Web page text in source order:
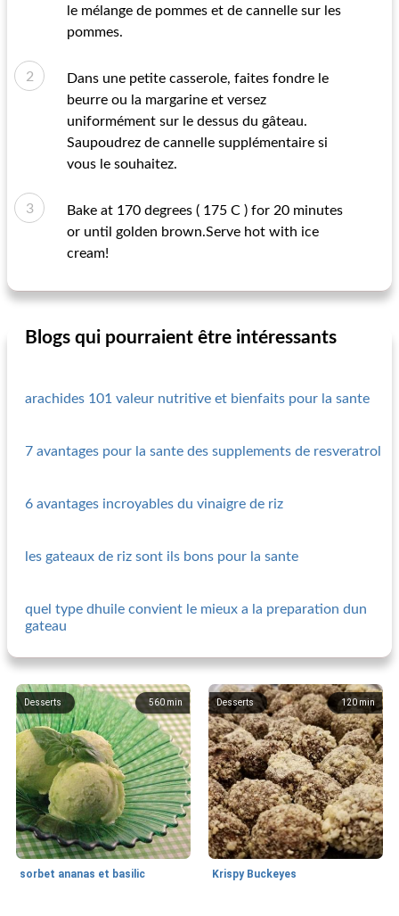
le mélange de pommes et de cannelle sur les
pommes.
Dans une petite casserole, faites fondre le
beurre ou la margarine et versez
uniformément sur le dessus du gâteau.
Saupoudrez de cannelle supplémentaire si
vous le souhaitez.
Bake at 170 degrees ( 175 C ) for 20 minutes
or until golden brown.Serve hot with ice
cream!
Blogs qui pourraient être intéressants
arachides 101 valeur nutritive et bienfaits pour la sante
7 avantages pour la sante des supplements de resveratrol
6 avantages incroyables du vinaigre de riz
les gateaux de riz sont ils bons pour la sante
quel type dhuile convient le mieux a la preparation dun
gateau
560 min
Desserts
sorbet ananas et basilic
120min
Desserts
Krispy Buckeyes